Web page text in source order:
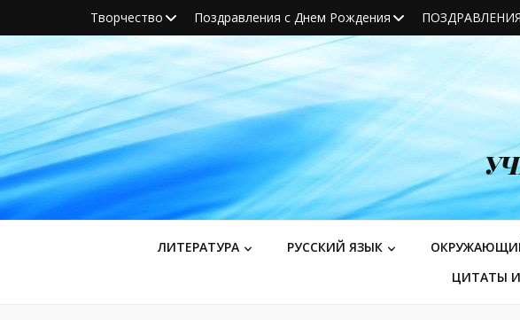
Творчество Поздравления с Днем Рождения ПОЗДРАВЛЕНИЯ
ЛИТЕРАТУРА РУССКИЙ ЯЗЫК
ЦИТАТЫ